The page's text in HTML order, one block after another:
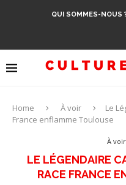
QUI SOMMES-NOUS
Home À voir
Le
France enflamme Toulouse
À voir
LE LÉGENDAIRE
RACE FRANCE